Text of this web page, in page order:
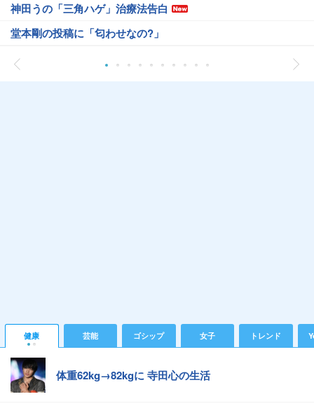
神田うの「三角ハゲ」治療法告白
堂本剛の投稿に「匂わせなの?」
健康 芸能 ゴシップ 女子 トレンド
体重62kg→82kgに 寺田心の生活